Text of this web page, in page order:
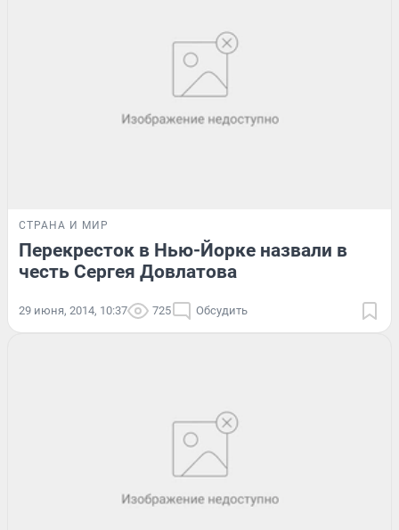
СТРАНА И МИР
Перекресток в Нью-Йорке назвали в
честь Сергея Довлатова
29 июня, 2014, 10:37 725 Обсудить